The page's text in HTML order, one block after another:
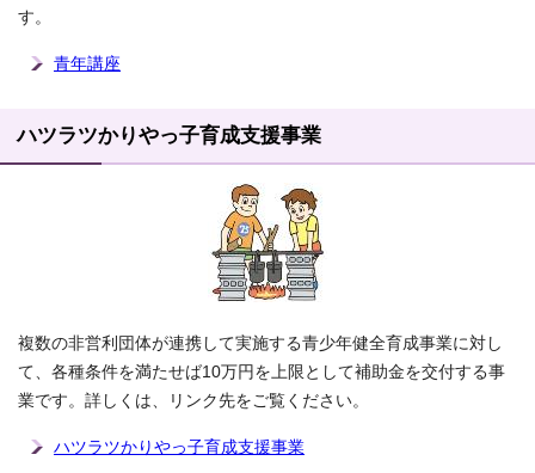
す。
青年講座
ハツラツかりやっ子育成支援事業
複数の非営利団体が連携して実施する青少年健全育成事業に対し
て、各種条件を満たせば10万円を上限として補助金を交付する事
業です。詳しくは、リンク先をご覧ください。
ハツラツかりやっ子育成支援事業